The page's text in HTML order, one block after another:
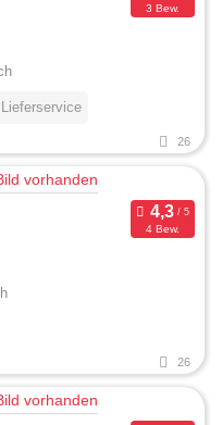
3 Bew.
Lieferservice
26
4 Bew.
26